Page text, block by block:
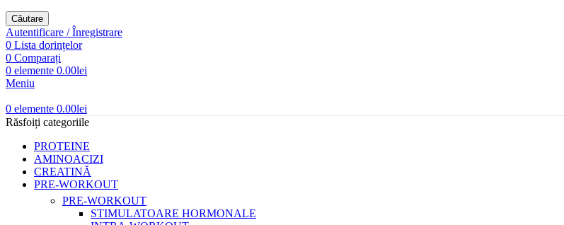
Căutare
Autentificare / Înregistrare
0 Lista dorințelor
0 Comparați
0 elemente 0.00lei
Meniu
0 elemente 0.00lei
Răsfoiți categoriile
PROTEINE
AMINOACIZI
CREATINĂ
PRE-WORKOUT
PRE-WORKOUT
STIMULATOARE HORMONALE